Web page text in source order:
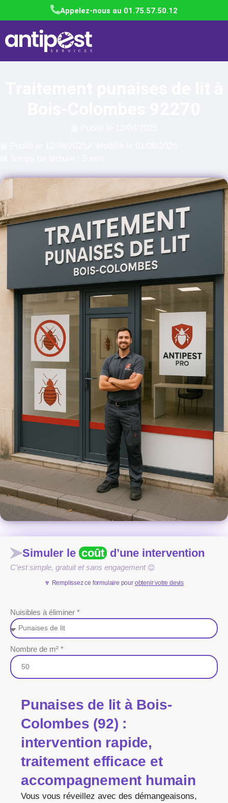
Appelez-nous au 01.75.57.50.12
Simuler le coût d’une intervention
C’est simple, gratuit et sans engagement 😊
🔽 Remplissez ce formulaire pour obtenir votre devis
Nuisibles à éliminer *
Nombre de m² *
Punaises de lit à Bois-
Colombes (92) :
intervention rapide,
traitement efficace et
accompagnement humain
Vous vous réveillez avec des démangeaisons,